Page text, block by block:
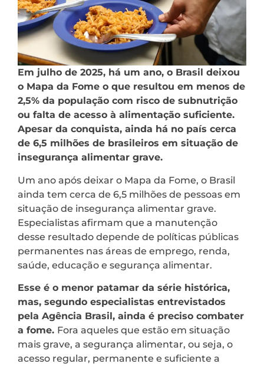
Em julho de 2025, há um ano, o Brasil deixou
o Mapa da Fome o que resultou em menos de
2,5% da população com risco de subnutrição
ou falta de acesso à alimentação suficiente.
Apesar da conquista, ainda há no país cerca
de 6,5 milhões de brasileiros em situação de
insegurança alimentar grave.
Um ano após deixar o Mapa da Fome, o Brasil
ainda tem cerca de 6,5 milhões de pessoas em
situação de insegurança alimentar grave.
Especialistas afirmam que a manutenção
desse resultado depende de políticas públicas
permanentes nas áreas de emprego, renda,
saúde, educação e segurança alimentar.
Esse é o menor patamar da série histórica,
mas, segundo especialistas entrevistados
pela Agência Brasil, ainda é preciso combater
a fome. Fora aqueles que estão em situação
mais grave, a segurança alimentar, ou seja, o
acesso regular, permanente e suficiente a